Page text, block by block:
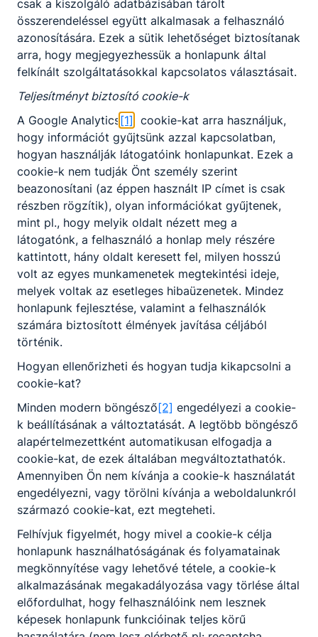
Radnóti alumni
Várjuk azon volt tanítványaink jelentkezését, akik a
középiskola befejezésével, végzettségüknek
megfelelő szakirányban helyezkedtek el, tanultak
tovább és azóta szakmai pályájuk kiteljesedett ,
vállalkozást alapítottak, vezető beosztásban
dolgoznak!
2023. márc. 9.
Vezetőség
Partnereink
Baranya Vármegyei SzC Radnóti Miklós
csak a kiszolgáló adatbázisában tárolt
összerendeléssel együtt alkalmasak a felhasználó
azonosítására. Ezek a sütik lehetőséget biztosítanak
arra, hogy megjegyezhessük a honlapunk által
felkínált szolgáltatásokkal kapcsolatos választásait.
Teljesítményt biztosító cookie-k
A Google Analytics [1] cookie-kat arra használjuk,
hogy információt gyűjtsünk azzal kapcsolatban,
hogyan használják látogatóink honlapunkat. Ezek a
cookie-k nem tudják Önt személy szerint
beazonosítani (az éppen használt IP címet is csak
részben rögzítik), olyan információkat gyűjtenek,
mint pl., hogy melyik oldalt nézett meg a
látogatónk, a felhasználó a honlap mely részére
kattintott, hány oldalt keresett fel, milyen hosszú
volt az egyes munkamenetek megtekintési ideje,
melyek voltak az esetleges hibaüzenetek. Mindez
honlapunk fejlesztése, valamint a felhasználók
számára biztosított élmények javítása céljából
történik.
Hogyan ellenőrizheti és hogyan tudja kikapcsolni a
cookie-kat?
Minden modern böngésző[2] engedélyezi a cookie-
k beállításának a változtatását. A legtöbb böngésző
alapértelmezettként automatikusan elfogadja a
cookie-kat, de ezek általában megváltoztathatók.
Amennyiben Ön nem kívánja a cookie-k használatát
engedélyezni, vagy törölni kívánja a weboldalunkról
származó cookie-kat, ezt megteheti.
Felhívjuk figyelmét, hogy mivel a cookie-k célja
honlapunk használhatóságának és folyamatainak
megkönnyítése vagy lehetővé tétele, a cookie-k
alkalmazásának megakadályozása vagy törlése által
előfordulhat, hogy felhasználóink nem lesznek
képesek honlapunk funkcióinak teljes körű